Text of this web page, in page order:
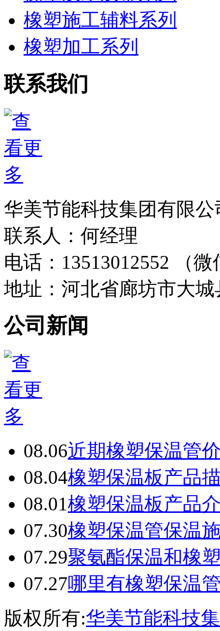
橡塑施工辅料系列
橡塑加工系列
联系我们
华美节能科技集团有限公
联系人：何经理
电话：13513012552 （
地址：河北省廊坊市大
公司新闻
08.06近期橡塑保温管
08.04橡塑保温板产品
08.01橡塑保温板产品
07.30橡塑保温管保温
07.29聚氨酯保温和橡
07.27哪里有橡塑保温
版权所有:华美节能科技